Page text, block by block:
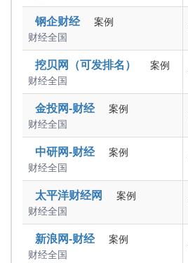
钢企财经
案例
财经全国
挖贝网（可发排名）
案例
财经全国
金投网-财经
案例
财经全国
中研网-财经
案例
财经全国
太平洋财经网
案例
财经全国
新浪网-财经
案例
财经全国